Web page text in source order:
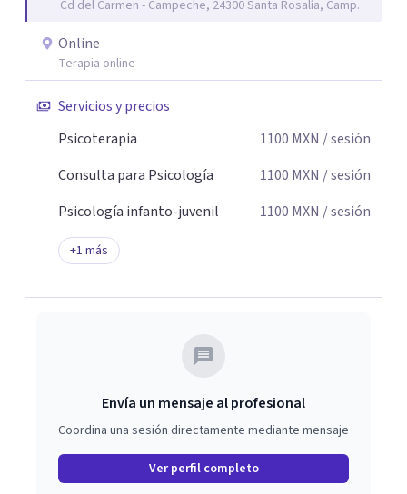
de cambio.
Cd del Carmen - Campeche, 24300 Santa Rosalía, Camp.
Online
Terapia online
Servicios y precios
Psicoterapia
1100 MXN / sesión
Consulta para Psicología
1100 MXN / sesión
Psicología infanto-juvenil
1100 MXN / sesión
+1 más
Envía un mensaje al profesional
Coordina una sesión directamente mediante mensaje
Ver perfil completo